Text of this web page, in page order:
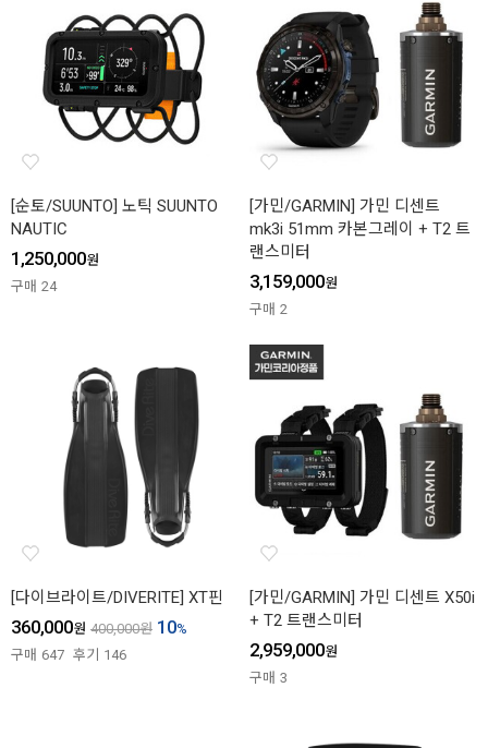
[순토/SUUNTO] 노틱 SUUNTO
NAUTIC
1,250,000원
구매 24
[가민/GARMIN] 가민 디센트
mk3i 51mm 카본그레이 + T2 트
랜스미터
3,159,000원
구매 2
[다이브라이트/DIVERITE] XT핀
360,000원 400,000원 10%
구매 647 후기 146
[가민/GARMIN] 가민 디센트 X50i
+ T2 트랜스미터
2,959,000원
구매 3